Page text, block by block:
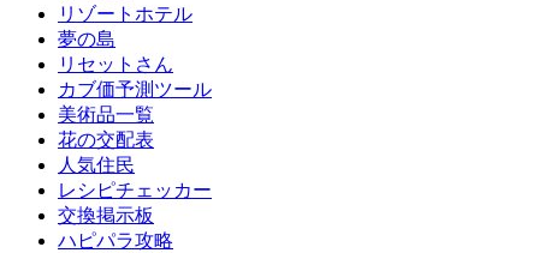
リゾートホテル
夢の島
リセットさん
カブ価予測ツール
美術品一覧
花の交配表
人気住民
レシピチェッカー
交換掲示板
ハピパラ攻略